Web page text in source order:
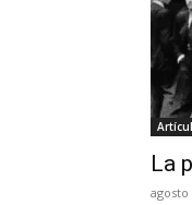
La
agosto